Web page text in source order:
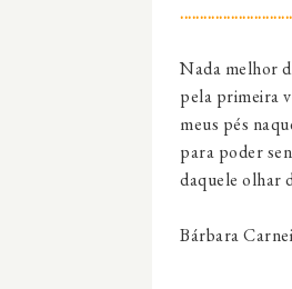
Nada melhor
pela primeira
meus pés
para poder
daquele olhar
Bárbara